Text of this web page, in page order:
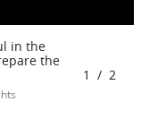
in the
the
1 / 2